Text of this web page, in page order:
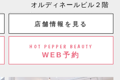
オルディネールビル２階
店舗情報を見る
HOT PEPPER BEAUTY
WEB予約